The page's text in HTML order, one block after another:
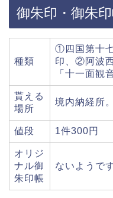
御朱印・御朱
種類
①四国第十
印、②阿波
「十一面観
貰える
場所
境内納経所。
値段 1件300円
オリジ
ナル御
朱印帳
ないようです